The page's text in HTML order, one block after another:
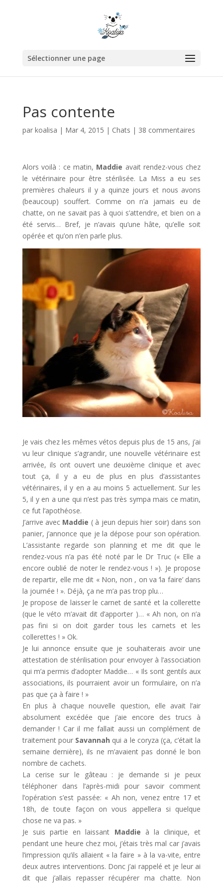
Sélectionner une page
Pas contente
par koalisa | Mar 4, 2015 | Chats | 38 commentaires
Alors voilà : ce matin, Maddie avait rendez-vous chez
le vétérinaire pour être stérilisée. La Miss a eu ses
premières chaleurs il y a quinze jours et nous avons
(beaucoup) souffert. Comme on n’a jamais eu de
chatte, on ne savait pas à quoi s’attendre, et bien on a
été servis… Bref, je n’avais qu’une hâte, qu’elle soit
opérée et qu’on n’en parle plus.
Je vais chez les mêmes vétos depuis plus de 15 ans, j’ai
vu leur clinique s’agrandir, une nouvelle vétérinaire est
arrivée, ils ont ouvert une deuxième clinique et avec
tout ça, il y a eu de plus en plus d’assistantes
vétérinaires, il y en a au moins 5 actuellement. Sur les
5, il y en a une qui n’est pas très sympa mais ce matin,
ce fut l’apothéose.
J’arrive avec Maddie ( à jeun depuis hier soir) dans son
panier, j’annonce que je la dépose pour son opération.
L’assistante regarde son planning et me dit que le
rendez-vous n’a pas été noté par le Dr Truc (« Elle a
encore oublié de noter le rendez-vous ! »). Je propose
de repartir, elle me dit « Non, non , on va ‘la faire’ dans
la journée ! ». Déjà, ça ne m’a pas trop plu…
Je propose de laisser le carnet de santé et la collerette
(que le véto m’avait dit d’apporter )… « Ah non, on n’a
pas fini si on doit garder tous les carnets et les
collerettes ! » Ok.
Je lui annonce ensuite que je souhaiterais avoir une
attestation de stérilisation pour envoyer à l’association
qui m’a permis d’adopter Maddie… « Ils sont gentils aux
associations, ils pourraient avoir un formulaire, on n’a
pas que ça à faire ! »
En plus à chaque nouvelle question, elle avait l’air
absolument excédée que j’aie encore des trucs à
demander ! Car il me fallait aussi un complément de
traitement pour Savannah qui a le coryza (ça, c’était la
semaine dernière), ils ne m’avaient pas donné le bon
nombre de cachets.
La cerise sur le gâteau : je demande si je peux
téléphoner dans l’après-midi pour savoir comment
l’opération s’est passée: « Ah non, venez entre 17 et
18h, de toute façon on vous appellera si quelque
chose ne va pas. »
Je suis partie en laissant Maddie à la clinique, et
pendant une heure chez moi, j’étais très mal car j’avais
l’impression qu’ils allaient « la faire » à la va-vite, entre
deux autres interventions. Donc j’ai rappelé et je leur ai
dit que j’allais repasser récupérer ma chatte. Non